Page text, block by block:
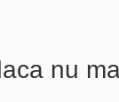
nu